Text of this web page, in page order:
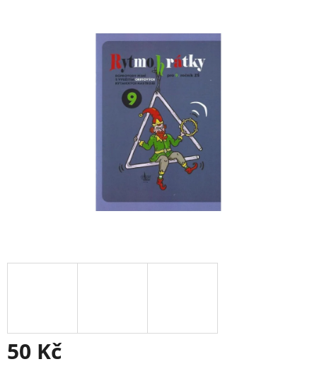
hvězdiček.
50 Kč